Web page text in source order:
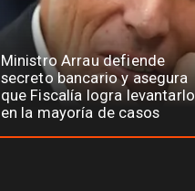
Ministro Arrau defiende
secreto bancario y asegura
que Fiscalía logra levantarlo
en la mayoría de casos